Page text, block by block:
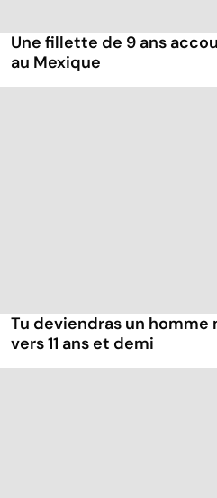
Une fillette de 9 ans
au Mexique
Tu deviendras un homme
vers 11 ans et demi